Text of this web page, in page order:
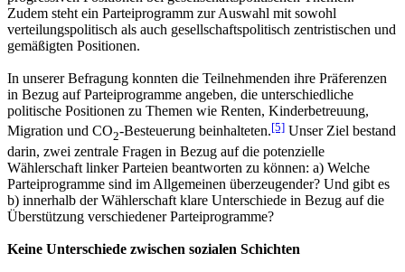
Zudem steht ein Parteiprogramm zur Auswahl mit sowohl
verteilungspolitisch als auch gesellschaftspolitisch zentristischen und
gemäßigten Positionen.
In unserer Befragung konnten die Teilnehmenden ihre Präferenzen
in Bezug auf Parteiprogramme angeben, die unterschiedliche
politische Positionen zu Themen wie Renten, Kinderbetreuung,
Migration und CO2-Besteuerung beinhalteten.[5] Unser Ziel bestand
darin, zwei zentrale Fragen in Bezug auf die potenzielle
Wählerschaft linker Parteien beantworten zu können: a) Welche
Parteiprogramme sind im Allgemeinen überzeugender? Und gibt es
b) innerhalb der Wählerschaft klare Unterschiede in Bezug auf die
Überstützung verschiedener Parteiprogramme?
Keine Unterschiede zwischen sozialen Schichten